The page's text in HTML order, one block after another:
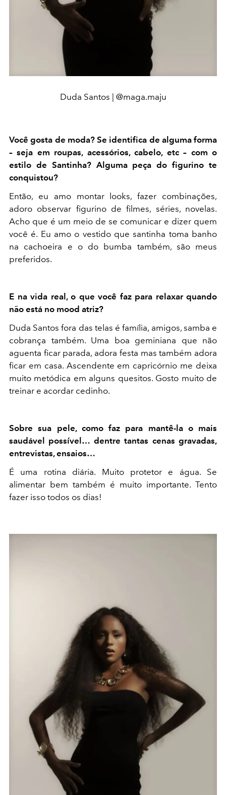
Duda Santos | @maga.maju
Você gosta de moda? Se identifica de alguma forma
– seja em roupas, acessórios, cabelo, etc – com o
estilo de Santinha? Alguma peça do figurino te
conquistou?
Então, eu amo montar looks, fazer combinações,
adoro observar figurino de filmes, séries, novelas.
Acho que é um meio de se comunicar e dizer quem
você é. Eu amo o vestido que santinha toma banho
na cachoeira e o do bumba também, são meus
preferidos.
E na vida real, o que você faz para relaxar quando
não está no mood atriz?
Duda Santos fora das telas é família, amigos, samba e
cobrança também. Uma boa geminiana que não
aguenta ficar parada, adora festa mas também adora
ficar em casa. Ascendente em capricórnio me deixa
muito metódica em alguns quesitos. Gosto muito de
treinar e acordar cedinho.
Sobre sua pele, como faz para mantê-la o mais
saudável possível… dentre tantas cenas gravadas,
entrevistas, ensaios…
É uma rotina diária. Muito protetor e água. Se
alimentar bem também é muito importante. Tento
fazer isso todos os dias!